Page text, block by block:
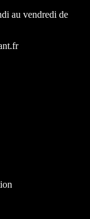
au vendredi de